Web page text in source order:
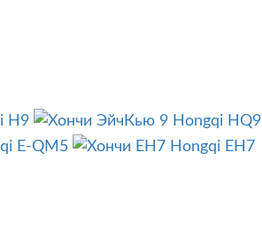
H9
Hongqi HQ9
E-QM5
Hongqi EH7